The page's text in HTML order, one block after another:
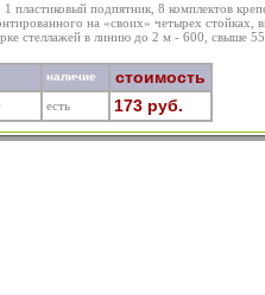
пластиковый подпятник, 8 комплектов
на «своих» четырех стойках,
стеллажей в линию до 2 м - 600, свыше
наличие стоимость
есть 173 руб.